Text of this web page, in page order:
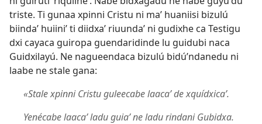
triste. Ti gunaa xpinni Cristu ni maʼ huaniisi bizulú
biindaʼ huiiniʼ ti diidxaʼ riuundaʼ ni gudixhe ca Testigu
dxi cayaca guiropa guendaridinde lu guidubi naca
Guidxilayú. Ne nagueendaca bizulú bidúʼndanedu ni
laabe ne stale gana:
«Stale xpinni Cristu guleecabe laacaʼ de xquídxicaʼ.
Yenécabe laacaʼ ladu guiaʼ ne ladu rindani Gubidxa.